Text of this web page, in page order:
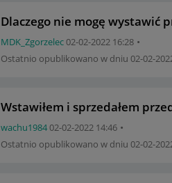
Dlaczego nie mogę wystawić
MDK_Zgorzelec‎02-02-2022 16:28
Ostatnio opublikowano w dniu ‎02-02-
Wstawiłem i sprzedałem
wachu1984‎02-02-2022 14:46
Ostatnio opublikowano w dniu ‎02-02-